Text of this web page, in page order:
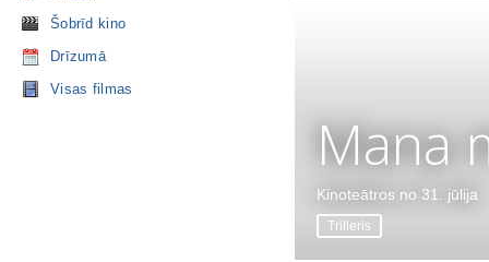
Šobrīd kino
Drīzumā
Visas filmas
Mana
Kinoteātros no 31. jūlija
Trilleris